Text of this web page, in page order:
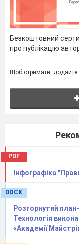
якЈ
ВЈн
у
Безкоштовний
про публікацію
Щоб отримати, додайте
PDF
Інфографіка
DOCX
Розгорнутий
Технологія
«Академії